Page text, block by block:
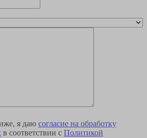
я даю согласие на обработку
в соответствии с Политикой